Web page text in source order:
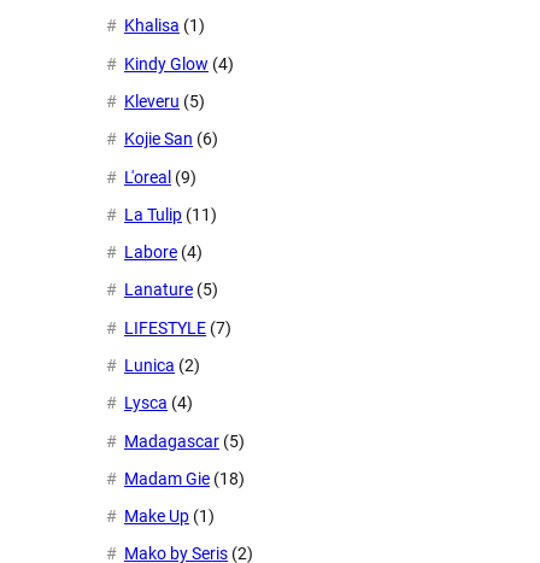
Khalisa (1)
Kindy Glow (4)
Kleveru (5)
Kojie San (6)
L'oreal (9)
La Tulip (11)
Labore (4)
Lanature (5)
LIFESTYLE (7)
Lunica (2)
Lysca (4)
Madagascar (5)
Madam Gie (18)
Make Up (1)
Mako by Seris (2)